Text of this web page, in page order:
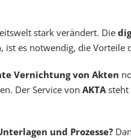
stark verändert. Die
es notwendig, die Vorteile
Vernichtung von Akten
Der Service von AKTA
und Prozesse?